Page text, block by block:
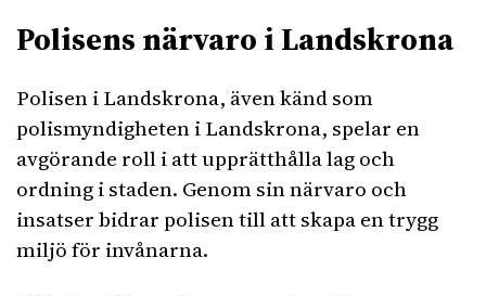
Polisens närvaro i Landskrona
Polisen i Landskrona, även känd som
polismyndigheten i Landskrona, spelar en
avgörande roll i att upprätthålla lag och
ordning i staden. Genom sin närvaro och
insatser bidrar polisen till att skapa en trygg
miljö för invånarna.